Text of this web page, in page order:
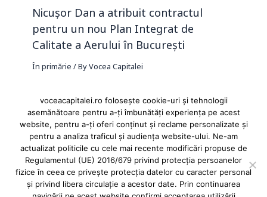
Nicușor Dan a atribuit contractul
pentru un nou Plan Integrat de
Calitate a Aerului în București
În primărie / ByVocea Capitalei
Reclame și advertoriale pe Vocea Capitalei
Powered byINFINITUS ADVERTISING
voceacapitalei.ro folosește cookie-uri și tehnologii
asemănătoare pentru a-ți îmbunătăți experiența pe acest
website, pentru a-ți oferi conținut și reclame personalizate și
pentru a analiza traficul și audiența website-ului. Ne-am
actualizat politicile cu cele mai recente modificări propuse de
Regulamentul (UE) 2016/679 privind protecția persoanelor
fizice în ceea ce privește protecția datelor cu caracter personal
și privind libera circulație a acestor date. Prin continuarea